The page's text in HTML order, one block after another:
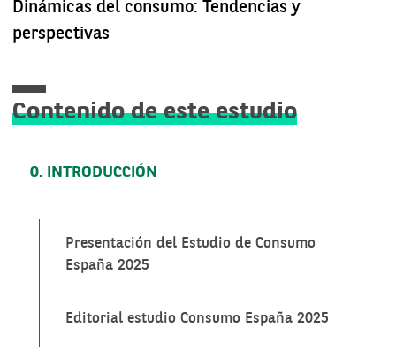
Dinámicas del consumo: Tendencias y
perspectivas
Contenido de este estudio
0. INTRODUCCIÓN
Presentación del Estudio de Consumo
España 2025
Editorial estudio Consumo España 2025